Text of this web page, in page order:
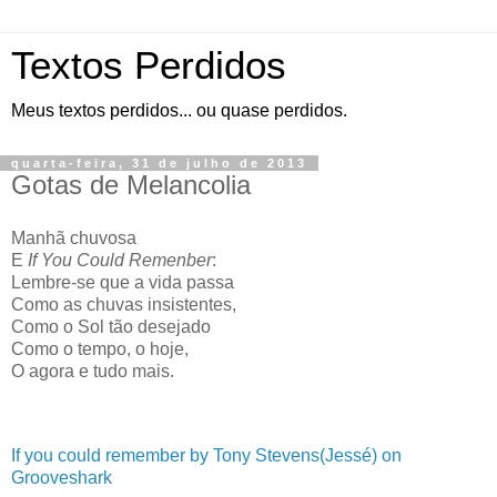
Textos Perdidos
Meus textos perdidos... ou quase perdidos.
quarta-feira, 31 de julho de 2013
Gotas de Melancolia
Manhã chuvosa
E If You Could Remenber:
Lembre-se que a vida passa
Como as chuvas insistentes,
Como o Sol tão desejado
Como o tempo, o hoje,
O agora e tudo mais.
If you could remember by Tony Stevens(Jessé) on
Grooveshark